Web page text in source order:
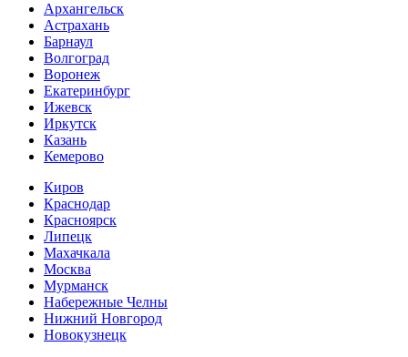
Архангельск
Астрахань
Барнаул
Волгоград
Воронеж
Екатеринбург
Ижевск
Иркутск
Казань
Кемерово
Киров
Краснодар
Красноярск
Липецк
Махачкала
Москва
Мурманск
Набережные Челны
Нижний Новгород
Новокузнецк